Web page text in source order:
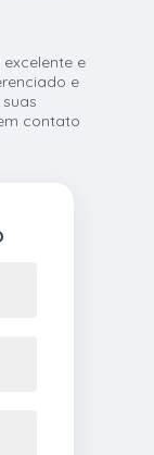
e
e
contato